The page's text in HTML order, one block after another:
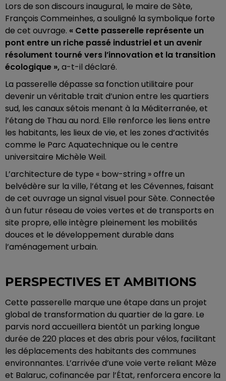
Lors de son discours inaugural, le maire de Sète,
François Commeinhes, a souligné la symbolique forte
de cet ouvrage. « Cette passerelle représente un
pont entre un riche passé industriel et un avenir
résolument tourné vers l’innovation et la transition
écologique »,a-t-il déclaré.
La passerelle dépasse sa fonction utilitaire pour
devenir un véritable trait d’union entre les quartiers
sud, les canaux sétois menant à la Méditerranée, et
l’étang de Thau au nord. Elle renforce les liens entre
les habitants, les lieux de vie, et les zones d’activités
comme le Parc Aquatechnique ou le centre
universitaire Michèle Weil.
L’architecture de type « bow-string » offre un
belvédère sur la ville, l’étang et les Cévennes, faisant
de cet ouvrage un signal visuel pour Sète. Connectée
à un futur réseau de voies vertes et de transports en
site propre, elle intègre pleinement les mobilités
douces et le développement durable dans
l’aménagement urbain.
PERSPECTIVES ET AMBITIONS
Cette passerelle marque une étape dans un projet
global de transformation du quartier de la gare. Le
parvis nord accueillera bientôt un parking longue
durée de 220 places et des abris pour vélos, facilitant
les déplacements des habitants des communes
environnantes. L’arrivée d’une voie verte reliant Mèze
et Balaruc, cofinancée par l’État, renforcera encore la